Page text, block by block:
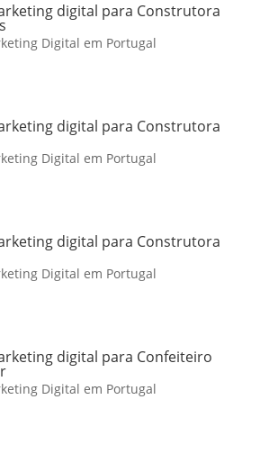
digital para Construtora
Digital em Portugal
digital para Construtora
Digital em Portugal
digital para Construtora
Digital em Portugal
digital para Confeiteiro
Digital em Portugal